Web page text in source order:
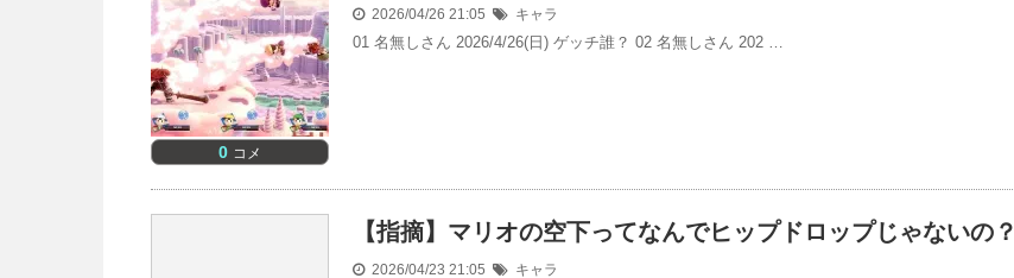
0 コメ
2026/04/26 21:05 キャラ
01 名無しさん 2026/4/26(日) ゲッチ誰？ 02 名無しさん 202 …
【指摘】マリオの空下ってなんでヒップドロップじゃないの？
2026/04/23 21:05 キャラ